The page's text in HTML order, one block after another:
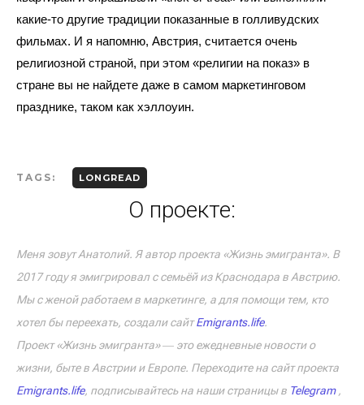
какие-то другие традиции показанные в голливудских
фильмах. И я напомню, Австрия, считается очень
религиозной страной, при этом «религии на показ» в
стране вы не найдете даже в самом маркетинговом
празднике, таком как хэллоуин.
TAGS: LONGREAD
О проекте:
Меня зовут Анатолий. Я автор проекта «Жизнь эмигранта». В
2017 году я эмигрировал с семьёй из Краснодара в Австрию.
Мы с женой работаем в маркетинге, а для помощи тем, кто
хотел бы переехать, создали сайтEmigrants.life.
Проект «Жизнь эмигранта» ― это ежедневные новости о
жизни, быте в Австрии и Европе. Переходите на сайт проекта
Emigrants.life, подписывайтесь на наши страницы в Telegram,